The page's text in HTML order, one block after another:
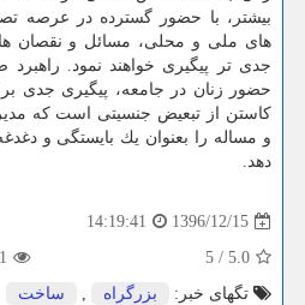
بیشتر، با حضور گسترده در عرصه
های ملی و محلی، مسائل و نقصان
جدی تر پیگیری خواهند نمود.
حضور زنان در جامعه، پیگیری جدی
كاستن از تبعیض جنسیتی است كه
و مساله را بعنوان یك بایستگی و
دهد.
1396/12/15
14:19:41
5.0
/
5
تگهای خبر:
بزرگراه , ساخت